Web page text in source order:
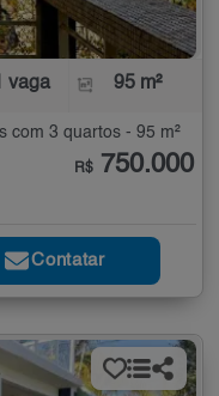
vaga 95 m²
com 3 quartos - 95 m²
R$ 750.000
Contatar